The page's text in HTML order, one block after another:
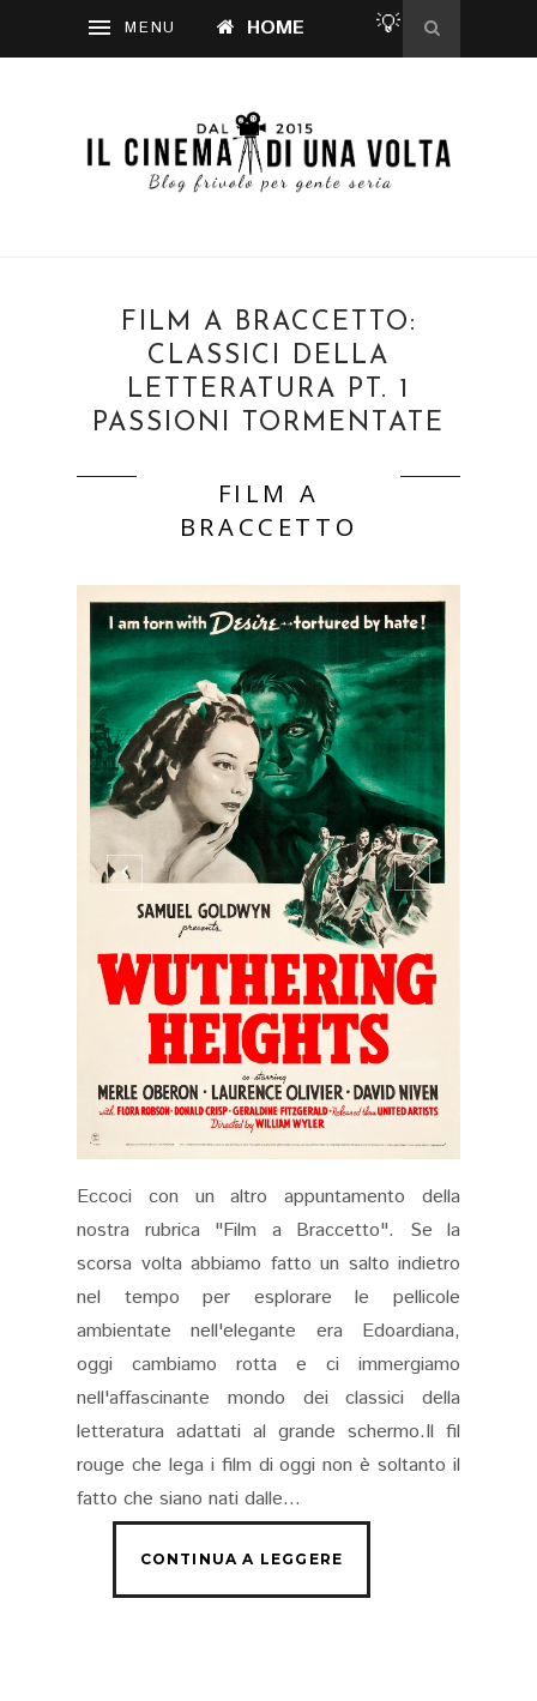
HOME 💡
FILM A BRACCETTO:
CLASSICI DELLA
LETTERATURA PT. 1
PASSIONI TORMENTATE
FILM A
BRACCETTO
Eccoci con un altro appuntamento della
nostra rubrica "Film a Braccetto". Se la
scorsa volta abbiamo fatto un salto indietro
nel tempo per esplorare le pellicole
ambientate nell'elegante era Edoardiana,
oggi cambiamo rotta e ci immergiamo
nell'affascinante mondo dei classici della
letteratura adattati al grande schermo.Il fil
rouge che lega i film di oggi non è soltanto il
fatto che siano nati dalle...